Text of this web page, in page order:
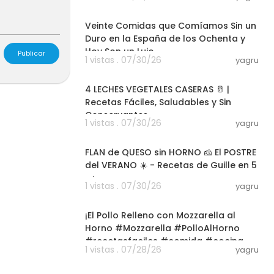
Veinte Comidas que Comíamos Sin un
Duro en la España de los Ochenta y
Hoy Son un Lujo
1 vistas . 07/30/26 yagru
4 LECHES VEGETALES CASERAS 🥛 |
Recetas Fáciles, Saludables y Sin
Conservantes
1 vistas . 07/30/26 yagru
FLAN de QUESO sin HORNO 🧀 El POSTRE
del VERANO ☀️ - Recetas de Guille en 5
Minutos
1 vistas . 07/30/26 yagru
¡El Pollo Relleno con Mozzarella al
Horno #Mozzarella #PolloAlHorno
#recetasfaciles #comida #cocina
1 vistas . 07/28/26 yagru
Publicar